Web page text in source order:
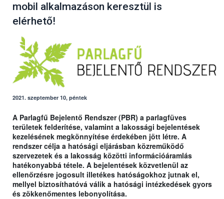
mobil alkalmazáson keresztül is
elérhető!
2021. szeptember 10, péntek
A Parlagfű Bejelentő Rendszer (PBR) a parlagfüves
területek felderítése, valamint a lakossági bejelentések
kezelésének megkönnyítése érdekében jött létre. A
rendszer célja a hatósági eljárásban közreműködő
szervezetek és a lakosság közötti információáramlás
hatékonyabbá tétele. A bejelentések közvetlenül az
ellenőrzésre jogosult illetékes hatóságokhoz jutnak el,
mellyel biztosíthatóvá válik a hatósági intézkedések gyors
és zökkenőmentes lebonyolítása.